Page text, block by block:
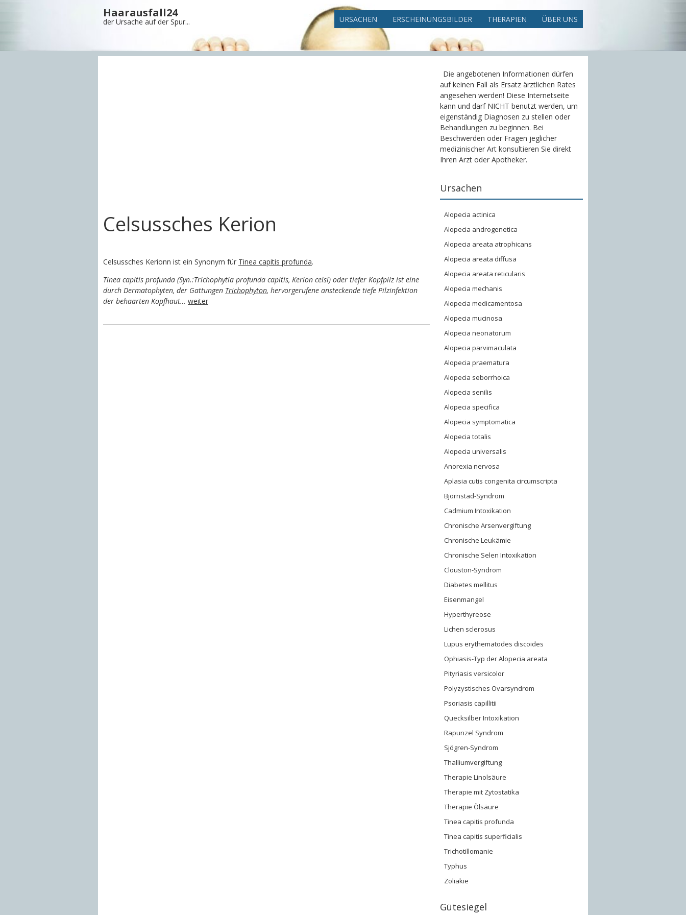
Haarausfall24
der Ursache auf der Spur... URSACHEN ERSCHEINUNGSBILDER THERAPIEN ÜBER UNS
Celsussches Kerion
Celsussches Kerionn ist ein Synonym für Tinea capitis profunda.
Tinea capitis profunda (Syn.:Trichophytia profunda capitis, Kerion celsi) oder tiefer Kopfpilz ist eine
durch Dermatophyten, der Gattungen Trichophyton, hervorgerufene ansteckende tiefe Pilzinfektion
der behaarten Kopfhaut… weiter
Die angebotenen Informationen dürfen
auf keinen Fall als Ersatz ärztlichen Rates
angesehen werden! Diese Internetseite
kann und darf NICHT benutzt werden, um
eigenständig Diagnosen zu stellen oder
Behandlungen zu beginnen. Bei
Beschwerden oder Fragen jeglicher
medizinischer Art konsultieren Sie direkt
Ihren Arzt oder Apotheker.
Ursachen
Alopecia actinica
Alopecia androgenetica
Alopecia areata atrophicans
Alopecia areata diffusa
Alopecia areata reticularis
Alopecia mechanis
Alopecia medicamentosa
Alopecia mucinosa
Alopecia neonatorum
Alopecia parvimaculata
Alopecia praematura
Alopecia seborrhoica
Alopecia senilis
Alopecia specifica
Alopecia symptomatica
Alopecia totalis
Alopecia universalis
Anorexia nervosa
Aplasia cutis congenita circumscripta
Björnstad-Syndrom
Cadmium Intoxikation
Chronische Arsenvergiftung
Chronische Leukämie
Chronische Selen Intoxikation
Clouston-Syndrom
Diabetes mellitus
Eisenmangel
Hyperthyreose
Lichen sclerosus
Lupus erythematodes discoides
Ophiasis-Typ der Alopecia areata
Pityriasis versicolor
Polyzystisches Ovarsyndrom
Psoriasis capillitii
Quecksilber Intoxikation
Rapunzel Syndrom
Sjögren-Syndrom
Thalliumvergiftung
Therapie Linolsäure
Therapie mit Zytostatika
Therapie Ölsäure
Tinea capitis profunda
Tinea capitis superficialis
Trichotillomanie
Typhus
Zöliakie
Gütesiegel